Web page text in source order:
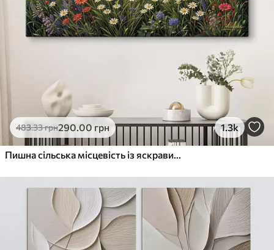
483.33грн290.00 грн 1.3k
Пишна сільська місцевість із яскравим лугом диких квітів, наповненим різнокольоровими квітами під хмарним небом